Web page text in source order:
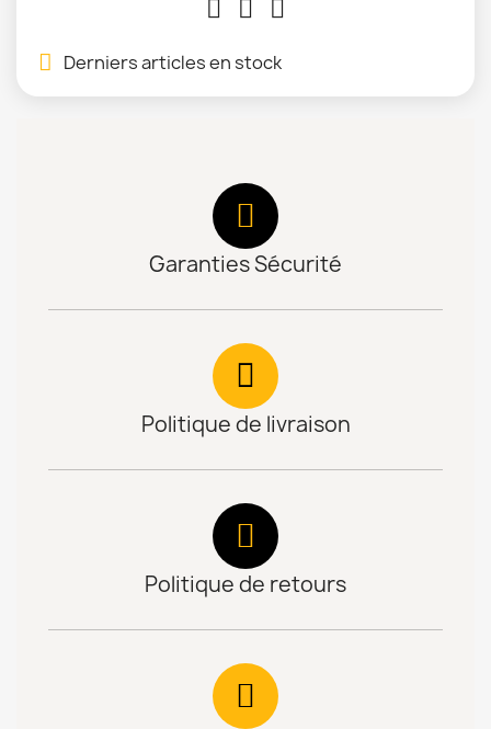
Derniers articles en stock
Garanties Sécurité
Politique de livraison
Politique de retours